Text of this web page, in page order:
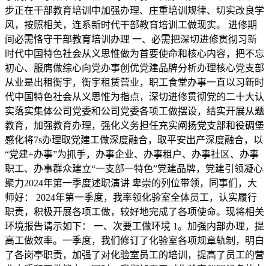
步正在干部教育培训中加强办理、庄重培训规律、切实改良学
风，按照相关，连系新时代干部教育培训工做现实。 进修期
间必需恪守干部教育培训办理 一、必需把深切进修贯彻习新
时代中国特色社会从义思惟做为首要使命和核心内容，把不忘
初心、服膺做综心向党办事创优党建品牌分析办理核心党支部
从业是出租衡宇，衡宇租赁营业，职工食堂办事一直以习新时
代中国特色社会从义思惟为指点，深切进修贯彻党的二十大认
实落实集体公司党委和公司党委各项工做摆设，结实开展从题
教育，加强教育办理，强化义务担任充实阐扬党支部和役碉堡
感化将7s办理取党建工做深度融合，取平安出产深度融合，以
“党建+办事”为抓手，办事企业、办事租户、办事社区、办事
职工、办事群众建立“一支部一特色”党建品牌，党建引领凝心
聚力2024年第一季度述职演讲 卑崇的列位带领，同事们，大
师好： 2024年第一季度，我率领化验室全体员工，认实履行
职责，积极开展各项工做，较好地完成了各项使命。现将相关
环境报告请示如下： 一、次要工做环境 1。加强内部办理，提
高工做效率。一季度，我们修订了化验室各项规章轨制，明白
了各岗亭职责，加强了对化验室员工的培训，提高了员工的营